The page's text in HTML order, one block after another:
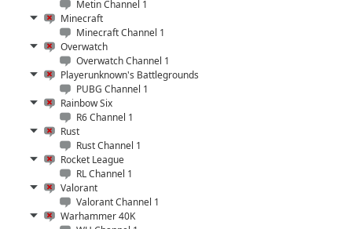
Metin Channel 1
Minecraft
Minecraft Channel 1
Overwatch
Overwatch Channel 1
Playerunknown's Battlegrounds
PUBG Channel 1
Rainbow Six
R6 Channel 1
Rust
Rust Channel 1
Rocket League
RL Channel 1
Valorant
Valorant Channel 1
Warhammer 40K